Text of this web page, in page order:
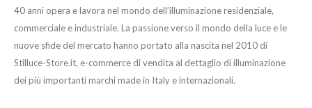
40 anni opera e lavora nel mondo dell’illuminazione residenziale,
commerciale e industriale. La passione verso il mondo della luce e le
nuove sfide del mercato hanno portato alla nascita nel 2010 di
Stilluce-Store.it, e-commerce di vendita al dettaglio di illuminazione
dei più importanti marchi made in Italy e internazionali.